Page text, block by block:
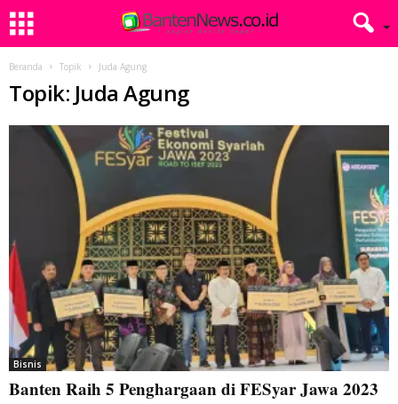
Beranda Topik Juda Agung
Topik: Juda Agung
Bisnis
Banten Raih 5 Penghargaan di FESyar Jawa 2023